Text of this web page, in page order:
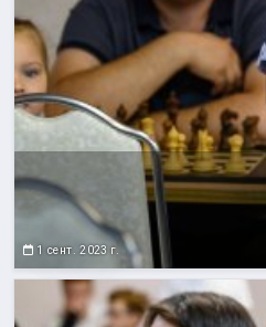
1 сент. 2023 г.